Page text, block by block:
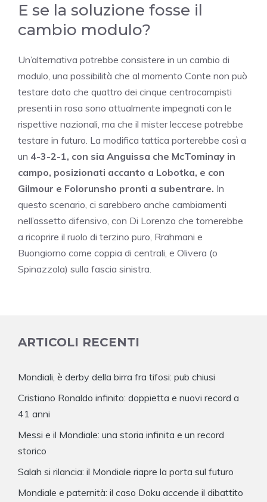
E se la soluzione fosse il
cambio modulo?
Un’alternativa potrebbe consistere in un cambio di
modulo, una possibilità che al momento Conte non può
testare dato che quattro dei cinque centrocampisti
presenti in rosa sono attualmente impegnati con le
rispettive nazionali, ma che il mister leccese potrebbe
testare in futuro. La modifica tattica porterebbe così a
un 4-3-2-1, con sia Anguissa che McTominay in
campo, posizionati accanto a Lobotka, e con
Gilmour e Folorunsho pronti a subentrare. In
questo scenario, ci sarebbero anche cambiamenti
nell’assetto difensivo, con Di Lorenzo che tornerebbe
a ricoprire il ruolo di terzino puro, Rrahmani e
Buongiorno come coppia di centrali, e Olivera (o
Spinazzola) sulla fascia sinistra.
ARTICOLI RECENTI
Mondiali, è derby della birra fra tifosi: pub chiusi
Cristiano Ronaldo infinito: doppietta e nuovi record a
41 anni
Messi e il Mondiale: una storia infinita e un record
storico
Salah si rilancia: il Mondiale riapre la porta sul futuro
Mondiale e paternità: il caso Doku accende il dibattito